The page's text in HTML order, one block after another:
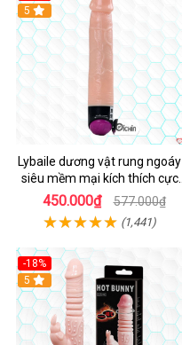
Hot
5
Lybaile dương vật rung ngoáy
siêu mềm mại kích thích cực
mạnh
450.000₫ 577.000₫
(1,441)
-18%
Hot
5